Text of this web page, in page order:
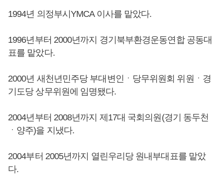
1994년 의정부시YMCA 이사를 맡았다.
1996년부터 2000년까지 경기북부환경운동연합 공동대
표를 맡았다.
2000년 새천년민주당 부대변인ㆍ당무위원회 위원ㆍ경
기도당 상무위원에 임명됐다.
2004년부터 2008년까지 제17대 국회의원(경기 동두천
ㆍ양주)을 지냈다.
2004부터 2005년까지 열린우리당 원내부대표를 맡았
다.